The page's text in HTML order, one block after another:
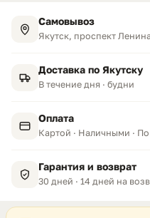
Самовывоз
Якутск, проспект
Доставка по Якутску
В течение дня · будни
Оплата
Картой · Наличными ·
Гарантия и возврат
30 дней · 14 дней на